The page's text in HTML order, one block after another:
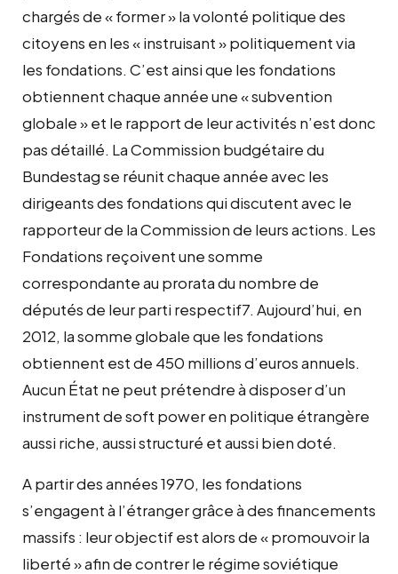
chargés de « former » la volonté politique des
citoyens en les « instruisant » politiquement via
les fondations. C’est ainsi que les fondations
obtiennent chaque année une « subvention
globale » et le rapport de leur activités n’est donc
pas détaillé. La Commission budgétaire du
Bundestag se réunit chaque année avec les
dirigeants des fondations qui discutent avec le
rapporteur de la Commission de leurs actions. Les
Fondations reçoivent une somme
correspondante au prorata du nombre de
députés de leur parti respectif7. Aujourd’hui, en
2012, la somme globale que les fondations
obtiennent est de 450 millions d’euros annuels.
Aucun État ne peut prétendre à disposer d’un
instrument de soft power en politique étrangère
aussi riche, aussi structuré et aussi bien doté.
A partir des années 1970, les fondations
s’engagent à l’étranger grâce à des financements
massifs : leur objectif est alors de « promouvoir la
liberté » afin de contrer le régime soviétique